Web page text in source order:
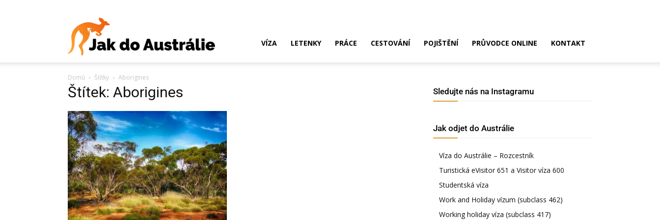
Austrálie?
Víza,
VÍZA LETENKY PRÁCE CESTOVÁNÍ POJIŠTĚNÍ PRŮVODCE ONLINE KONTAKT
Domů Štítky Aborigines
Štítek: Aborigines Sledujte nás na Instagramu
Jak odjet do Austrálie
Víza do Austrálie – Rozcestník
Turistická eVisitor 651 a Visitor víza 600
Studentská víza
Work and Holiday vízum (subclass 462)
Working holiday víza (subclass 417)